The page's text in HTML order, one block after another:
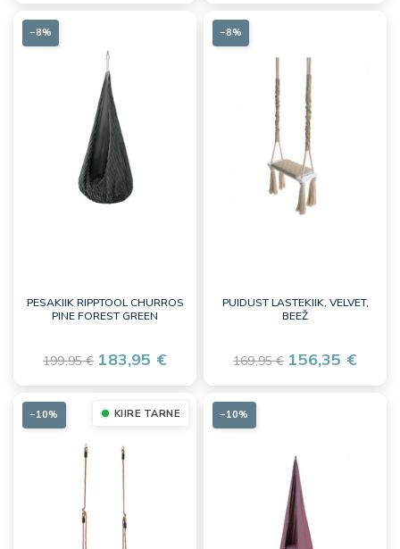
PESAKIIK RIPPTOOL CHURROS
PINE FOREST GREEN
199,95 € 183,95 €
−8%
PUIDUST LASTEKIIK, VELVET,
BEEŽ
169,95 € 156,35 €
−8%
KIIRE TARNE
−10% −10%